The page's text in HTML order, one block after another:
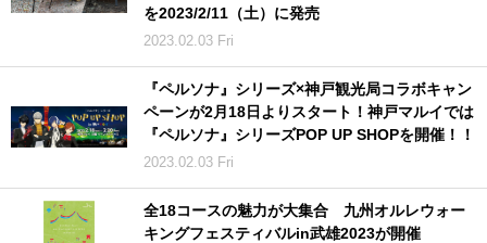
を2023/2/11（土）に発売
2023.02.03 Fri
『ペルソナ』シリーズ×神戸観光局コラボキャン
ペーンが2月18日よりスタート！神戸マルイでは
『ペルソナ』シリーズPOP UP SHOPを開催！！
2023.02.03 Fri
全18コースの魅力が大集合 九州オルレウォー
キングフェスティバルin武雄2023が開催